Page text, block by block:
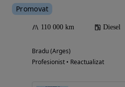
Promovat
110 000 km Diesel
Bradu (Arges)
Profesionist • Reactualizat